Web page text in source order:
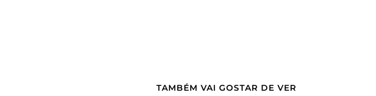
TAMBÉM VAI GOSTAR DE VER